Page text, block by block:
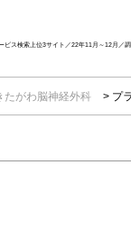
ス検索上位3サイト／22年11月～12月／調
たがわ脳神経外科 プ